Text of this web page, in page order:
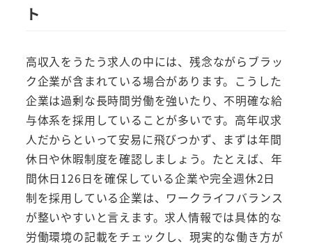
ト
高収入をうたう求人の中には、残念ながらブラッ
ク企業が含まれている場合があります。こうした
企業は過剰な長時間労働を強いたり、不明確な給
与体系を採用していることが多いです。高年収求
人だからといって安易に飛びつかず、まずは年間
休日や休暇制度を確認しましょう。たとえば、年
間休日126日を確保している企業や完全週休2日
制を採用している企業は、ワークライフバランス
が整いやすいと言えます。求人情報では具体的な
労働環境の記載をチェックし、現実的な働き方が